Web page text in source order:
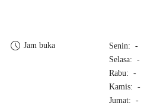
Jam buka
Senin: -
Selasa: -
Rabu: -
Kamis: -
Jumat: -